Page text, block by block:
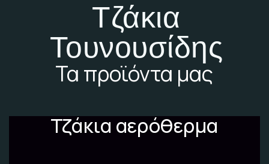
Τζάκια
Τουνουσίδης
Τα προϊόντα μας
Τζάκια αερόθερμα